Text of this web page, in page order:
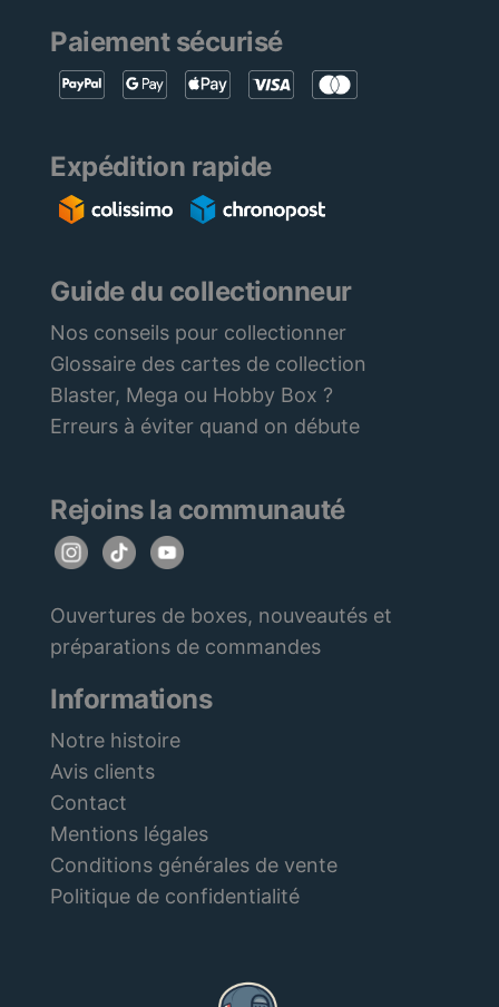
Paiement sécurisé
Expédition rapide
Guide du collectionneur
Nos conseils pour collectionner
Glossaire des cartes de collection
Blaster, Mega ou Hobby Box ?
Erreurs à éviter quand on débute
Rejoins la communauté
Ouvertures de boxes, nouveautés et
préparations de commandes
Informations
Notre histoire
Avis clients
Contact
Mentions légales
Conditions générales de vente
Politique de confidentialité